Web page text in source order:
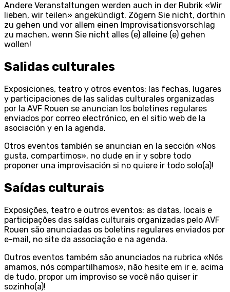
Andere Veranstaltungen werden auch in der Rubrik «Wir
lieben, wir teilen» angekündigt. Zögern Sie nicht, dorthin
zu gehen und vor allem einen Improvisationsvorschlag
zu machen, wenn Sie nicht alles (e) alleine (e) gehen
wollen!
Salidas culturales
Exposiciones, teatro y otros eventos: las fechas, lugares
y participaciones de las salidas culturales organizadas
por la AVF Rouen se anuncian los boletines regulares
enviados por correo electrónico, en el sitio web de la
asociación y en la agenda.
Otros eventos también se anuncian en la sección «Nos
gusta, compartimos», no dude en ir y sobre todo
proponer una improvisación si no quiere ir todo solo(a)!
Saídas culturais
Exposições, teatro e outros eventos: as datas, locais e
participações das saídas culturais organizadas pelo AVF
Rouen são anunciadas os boletins regulares enviados por
e-mail, no site da associação e na agenda.
Outros eventos também são anunciados na rubrica «Nós
amamos, nós compartilhamos», não hesite em ir e, acima
de tudo, propor um improviso se você não quiser ir
sozinho(a)!